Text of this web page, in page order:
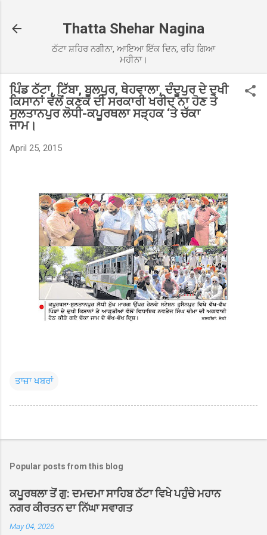
Thatta Shehar Nagina
ਠੱਟਾ ਸ਼ਹਿਰ ਨਗੀਨਾ, ਆਇਆ ਇੱਕ ਦਿਨ, ਰਹਿ ਗਿਆ
ਮਹੀਨਾ।
ਪਿੰਡ ਠੱਟਾ, ਟਿੱਬਾ, ਬੂਲਪੁਰ, ਥੇਹਵਾਲਾ, ਦੰਦੂਪੁਰ ਦੇ ਦੁਖੀ
ਕਿਸਾਨਾਂ ਵੱਲੋਂ ਕਣਕ ਦੀ ਸਰਕਾਰੀ ਖਰੀਦ ਨਾ ਹੋਣ ਤੇ
ਸੁਲਤਾਨਪੁਰ ਲੋਧੀ-ਕਪੂਰਥਲਾ ਸੜ੍ਹਕ ‘ਤੇ ਚੱਕਾ
ਜਾਮ।
April 25, 2015
ਤਾਜ਼ਾ ਖਬਰਾਂ
Popular posts from this blog
ਕਪੂਰਥਲਾ ਤੋਂ ਗੁ: ਦਮਦਮਾ ਸਾਹਿਬ ਠੱਟਾ ਵਿਖੇ ਪਹੁੰਚੇ ਮਹਾਨ
ਨਗਰ ਕੀਰਤਨ ਦਾ ਨਿੱਘਾ ਸਵਾਗਤ
May 04, 2026